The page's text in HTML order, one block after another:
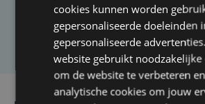
Laat het ons
cookies kunnen worden
gepersonaliseerde doeleinden
gepersonaliseerde
website gebruikt noodzakelijke
om de website te verbeteren en
analytische cookies om jouw